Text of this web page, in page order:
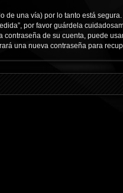
de una vía) por lo tanto está
por favor guárdela
de su cuenta, puede
una nueva contraseña para